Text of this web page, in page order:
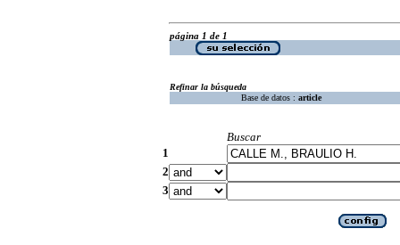
página 1 de 1
Refinar la búsqueda
Base de datos : article
Buscar
1
2
3